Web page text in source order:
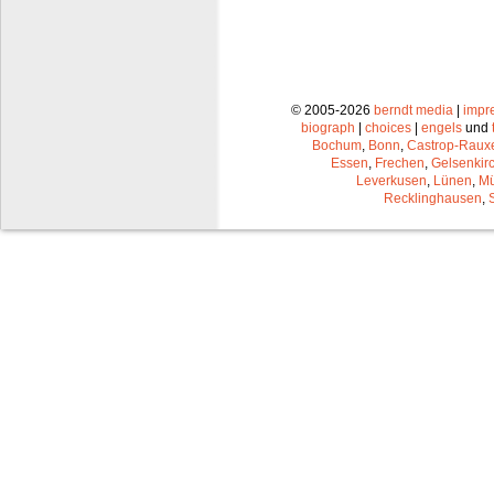
© 2005-2026 berndt media |
biograph | choices | engels und
Bochum Bonn Castrop-
Essen Frechen
Leverkusen Lünen
Recklinghausen